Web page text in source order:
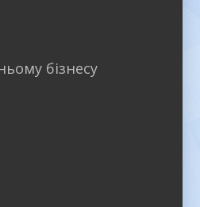
бізнесу